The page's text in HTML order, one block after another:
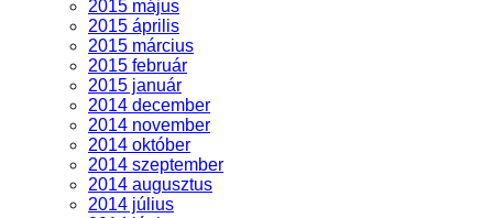
2015 május
2015 április
2015 március
2015 február
2015 január
2014 december
2014 november
2014 október
2014 szeptember
2014 augusztus
2014 július